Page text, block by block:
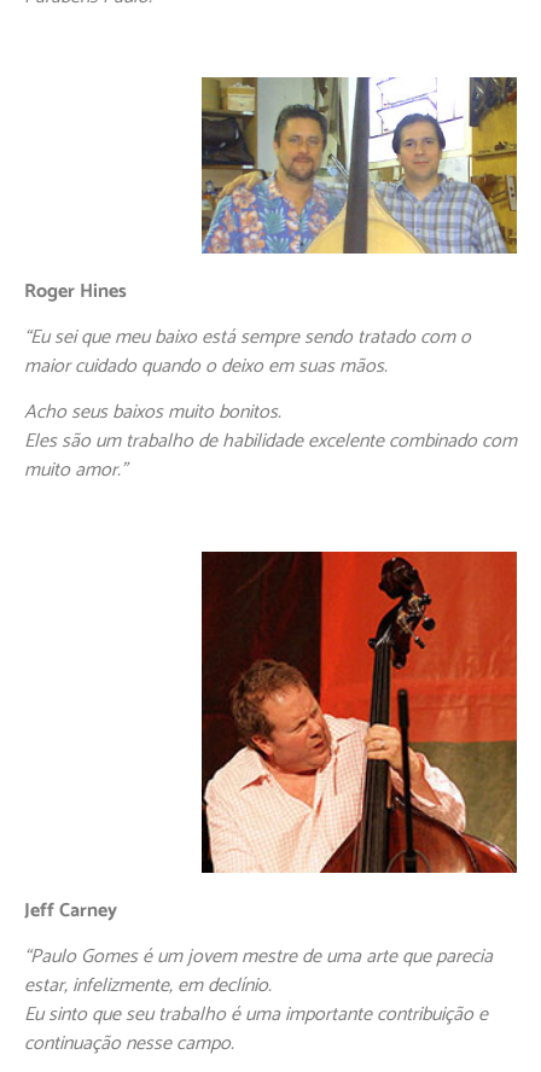
Roger Hines
“Eu sei que meu baixo está sempre sendo tratado com o
maior cuidado quando o deixo em suas mãos.
Acho seus baixos muito bonitos.
Eles são um trabalho de habilidade excelente combinado com
muito amor.”
Jeff Carney
“Paulo Gomes é um jovem mestre de uma arte que parecia
estar, infelizmente, em declínio.
Eu sinto que seu trabalho é uma importante contribuição e
continuação nesse campo.